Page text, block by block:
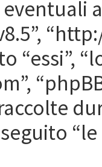
eventuali
“essi”,